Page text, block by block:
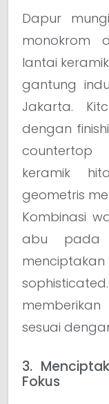
Dapur
monokrom
lantai
gantung
Jakarta.
dengan
keramik
geometris
Kombinasi
abu pada
sesuai
3.
Fokus